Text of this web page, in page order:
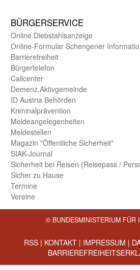
BÜRGER­SERVICE
Online Diebstahls­anzeige
Online-Formular Schengener
Barriere­freiheit
Bürger­telefon
Call­center
Demenz.Aktiv­gemeinde
ID Austria Behörden
Kriminal­prävention
Melde­an­ge­le­gen­heiten
Meld­estellen
Magazin "Öffentliche Sicherheit"
SIAK-Journal
Sicherheit bei Reisen (Reise­pass /
Sicher zu Hause
Termine
Vereine
© BUNDESMINISTERIUM FÜR
RSS | KONTAKT | IMPRESSUM |